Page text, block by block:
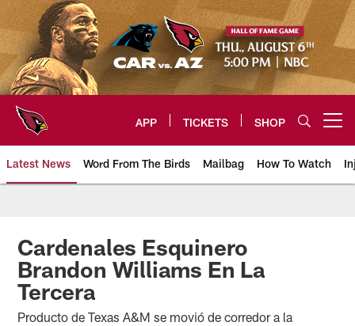
Skip
to
main
content
APP TICKETS SHOP
Latest News Word From The Birds Mailbag How To Watch
Arizona Cardinals Home: The
Cardenales Esquinero
Brandon Williams En La
Tercera
Producto de Texas A&M se movió de corredor a la